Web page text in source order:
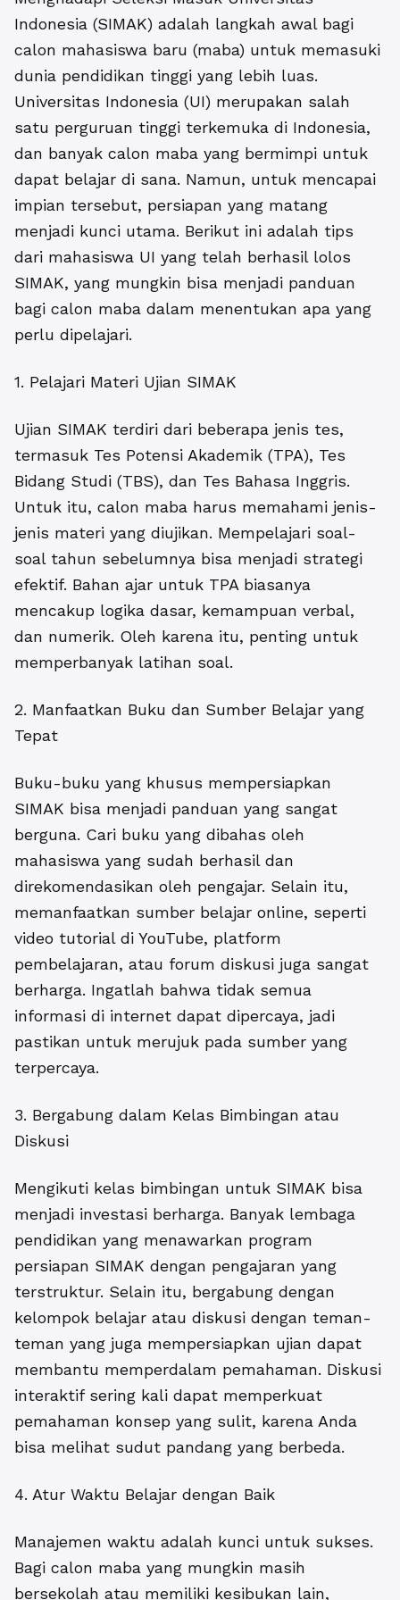
Indonesia (SIMAK) adalah langkah awal bagi
calon mahasiswa baru (maba) untuk memasuki
dunia pendidikan tinggi yang lebih luas.
Universitas Indonesia (UI) merupakan salah
satu perguruan tinggi terkemuka di Indonesia,
dan banyak calon maba yang bermimpi untuk
dapat belajar di sana. Namun, untuk mencapai
impian tersebut, persiapan yang matang
menjadi kunci utama. Berikut ini adalah tips
dari mahasiswa UI yang telah berhasil lolos
SIMAK, yang mungkin bisa menjadi panduan
bagi calon maba dalam menentukan apa yang
perlu dipelajari.
1. Pelajari Materi Ujian SIMAK
Ujian SIMAK terdiri dari beberapa jenis tes,
termasuk Tes Potensi Akademik (TPA), Tes
Bidang Studi (TBS), dan Tes Bahasa Inggris.
Untuk itu, calon maba harus memahami jenis-
jenis materi yang diujikan. Mempelajari soal-
soal tahun sebelumnya bisa menjadi strategi
efektif. Bahan ajar untuk TPA biasanya
mencakup logika dasar, kemampuan verbal,
dan numerik. Oleh karena itu, penting untuk
memperbanyak latihan soal.
2. Manfaatkan Buku dan Sumber Belajar yang
Tepat
Buku-buku yang khusus mempersiapkan
SIMAK bisa menjadi panduan yang sangat
berguna. Cari buku yang dibahas oleh
mahasiswa yang sudah berhasil dan
direkomendasikan oleh pengajar. Selain itu,
memanfaatkan sumber belajar online, seperti
video tutorial di YouTube, platform
pembelajaran, atau forum diskusi juga sangat
berharga. Ingatlah bahwa tidak semua
informasi di internet dapat dipercaya, jadi
pastikan untuk merujuk pada sumber yang
terpercaya.
3. Bergabung dalam Kelas Bimbingan atau
Diskusi
Mengikuti kelas bimbingan untuk SIMAK bisa
menjadi investasi berharga. Banyak lembaga
pendidikan yang menawarkan program
persiapan SIMAK dengan pengajaran yang
terstruktur. Selain itu, bergabung dengan
kelompok belajar atau diskusi dengan teman-
teman yang juga mempersiapkan ujian dapat
membantu memperdalam pemahaman. Diskusi
interaktif sering kali dapat memperkuat
pemahaman konsep yang sulit, karena Anda
bisa melihat sudut pandang yang berbeda.
4. Atur Waktu Belajar dengan Baik
Manajemen waktu adalah kunci untuk sukses.
Bagi calon maba yang mungkin masih
bersekolah atau memiliki kesibukan lain,